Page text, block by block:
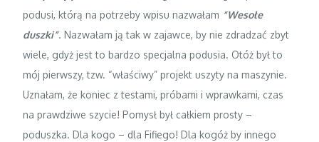
podusi, którą na potrzeby wpisu nazwałam “Wesołe
duszki”. Nazwałam ją tak w zajawce, by nie zdradzać zbyt
wiele, gdyż jest to bardzo specjalna podusia. Otóż był to
mój pierwszy, tzw. “właściwy” projekt uszyty na maszynie.
Uznałam, że koniec z testami, próbami i wprawkami, czas
na prawdziwe szycie! Pomysł był całkiem prosty –
poduszka. Dla kogo – dla Fifiego! Dla kogóż by innego